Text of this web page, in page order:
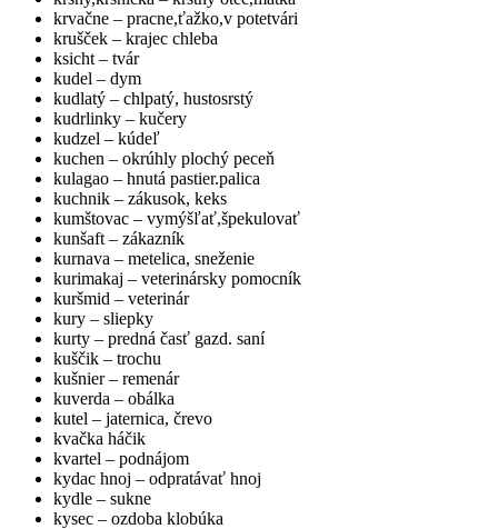
krvačne – pracne,ťažko,v potetvári
krušček – krajec chleba
ksicht – tvár
kudel – dym
kudlatý – chlpatý, hustosrstý
kudrlinky – kučery
kudzel – kúdeľ
kuchen – okrúhly plochý peceň
kulagao – hnutá pastier.palica
kuchnik – zákusok, keks
kumštovac – vymýšľať,špekulovať
kunšaft – zákazník
kurnava – metelica, sneženie
kurimakaj – veterinársky pomocník
kuršmid – veterinár
kury – sliepky
kurty – predná časť gazd. saní
kuščik – trochu
kušnier – remenár
kuverda – obálka
kutel – jaternica, črevo
kvačka háčik
kvartel – podnájom
kydac hnoj – odpratávať hnoj
kydle – sukne
kysec – ozdoba klobúka